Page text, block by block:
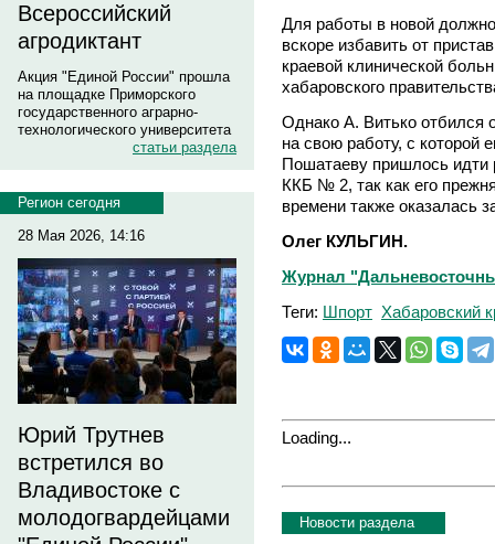
Всероссийский
агродиктант
Акция "Единой России" прошла
на площадке Приморского
государственного аграрно-
технологического университета
статьи раздела
Регион сегодня
28 Мая 2026, 14:16
Юрий Трутнев
встретился во
Владивостоке с
молодогвардейцами
Для работы в новой
вскоре избавить от
краевой клинической
хабаровского
Однако А. Витько отбился
на свою работу, с которой
Пошатаеву пришлось идти
ККБ № 2, так как его
времени также оказалась
Олег КУЛЬГИН.
Журнал
Теги: Шпорт Хабаровский
Loading...
Новости раздела